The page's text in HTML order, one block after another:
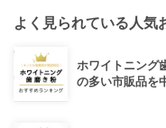
よく見られている人気
ホワイトニング
の多い市販品を